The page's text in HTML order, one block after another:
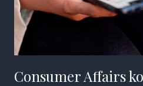
Consumer Affairs